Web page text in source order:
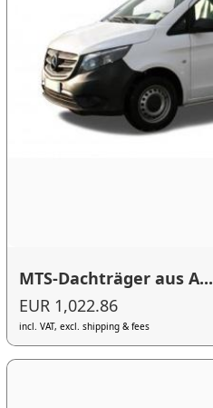
MTS-Dachträger aus A...
EUR 1,022.86
incl. VAT, excl. shipping & fees